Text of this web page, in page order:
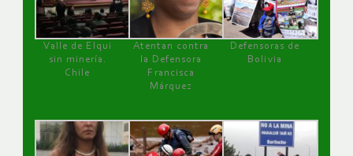
Valle de Elqui
sin minería.
Chile
Atentan contra
la Defensora
Francisca
Márquez
Defensoras de
Bolivia